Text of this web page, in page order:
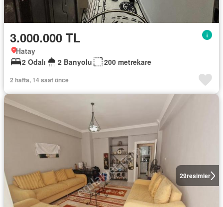
3.000.000 TL
Hatay
2 Odalı
2 Banyolu 200 metrekare
2 hafta, 14 saat önce
29resimler